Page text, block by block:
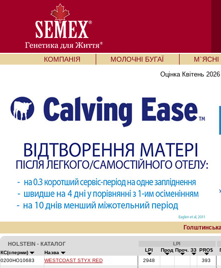
КОМПАНІЯ МОЛОЧНІ БУГАЇ М`ЯСНІ
Оцінка Квітень
HOLSTEIN - КАТАЛОГ LPI
КС(сперми) Назва LPI Прод Проч. ЗЗ PRO$
0200HO10683
WESTCOAST STYX RED 2948
393